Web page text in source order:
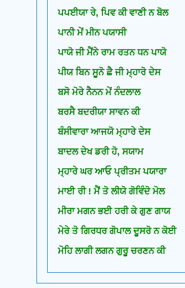
ਪਪਈਯਾ ਰੇ, ਪਿਵ ਕੀ ਵਾਣੀ ਨ ਬੋਲ
ਪਾਨੀ ਮੇਂ ਮੀਨ ਪਯਾਸੀ
ਪਾਯੋ ਜੀ ਮੈਂਨੇ ਰਾਮ ਰਤਨ ਧਨ ਪਾਯੋ
ਪੀਯ ਬਿਨ ਸੂਨੋ ਛੈ ਜੀ ਮ੍ਹਾਰੋ ਦੇਸ
ਬਸੋ ਮੋਰੇ ਨੈਨਨ ਮੇਂ ਨੰਦਲਾਲ
ਬਰਸੈ ਬਦਰੀਯਾ ਸਾਵਨ ਕੀ
ਬੰਸੀਵਾਰਾ ਆਜਯੋ ਮ੍ਹਾਰੇ ਦੇਸ
ਬਾਦਲ ਦੇਖ ਡਰੀ ਹੋ, ਸਯਾਮ
ਮ੍ਹਾਰੇ ਘਰ ਆਓ ਪ੍ਰੀਤਮ ਪਯਾਰਾ
ਮਾਈ ਰੀ ! ਮੈਂ ਤੋ ਲੀਯੋ ਗੋਵਿੰਦੋ ਮੋਲ
ਮੀਰਾ ਮਗਨ ਭਈ ਹਰੀ ਕੇ ਗੁਣ ਗਾਯ
ਮੇਰੇ ਤੋ ਗਿਰਧਰ ਗੋਪਾਲ ਦੂਸਰੋ ਨ ਕੋਈ
ਮੋਹਿ ਲਾਗੀ ਲਗਨ ਗੁਰੂ ਚਰਣਨ ਕੀ